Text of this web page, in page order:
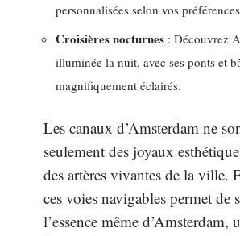
personnalisées selon vos
Croisières nocturnes : Découvrez
illuminée la nuit, avec ses ponts et
magnifiquement éclairés.
Les canaux d’Amsterdam ne
seulement des joyaux
des artères vivantes de la ville.
ces voies navigables permet de
l’essence même d’Amsterdam,